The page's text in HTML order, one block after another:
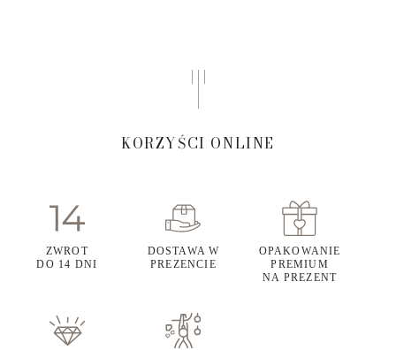
KORZYŚCI ONLINE
ZWROT
DO 14 DNI
DOSTAWA W
PREZENCIE
OPAKOWANIE
PREMIUM
NA PREZENT